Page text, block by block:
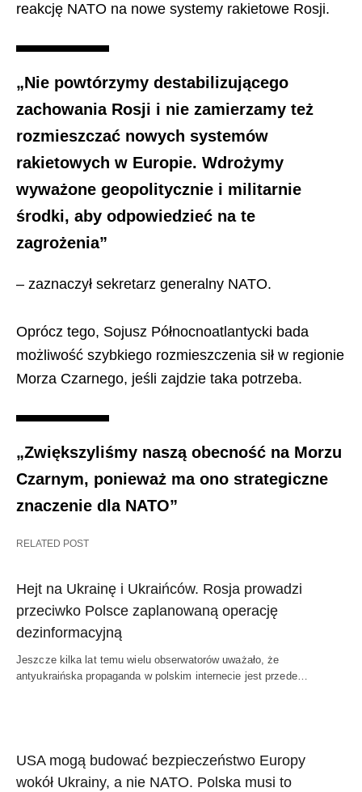
reakcję NATO na nowe systemy rakietowe Rosji.
„Nie powtórzymy destabilizującego
zachowania Rosji i nie zamierzamy też
rozmieszczać nowych systemów
rakietowych w Europie. Wdrożymy
wyważone geopolitycznie i militarnie
środki, aby odpowiedzieć na te
zagrożenia”
– zaznaczył sekretarz generalny NATO.
Oprócz tego, Sojusz Północnoatlantycki bada
możliwość szybkiego rozmieszczenia sił w regionie
Morza Czarnego, jeśli zajdzie taka potrzeba.
„Zwiększyliśmy naszą obecność na Morzu
Czarnym, ponieważ ma ono strategiczne
znaczenie dla NATO”
RELATED POST
Hejt na Ukrainę i Ukraińców. Rosja prowadzi
przeciwko Polsce zaplanowaną operację
dezinformacyjną
Jeszcze kilka lat temu wielu obserwatorów uważało, że
antyukraińska propaganda w polskim internecie jest przede…
USA mogą budować bezpieczeństwo Europy
wokół Ukrainy, a nie NATO. Polska musi to